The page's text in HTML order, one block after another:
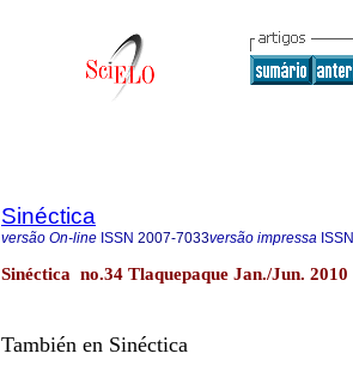
Sinéctica
versão On-line ISSN 2007-7033versão impressa ISSN
Sinéctica no.34 Tlaquepaque Jan./Jun. 2010
También en Sinéctica